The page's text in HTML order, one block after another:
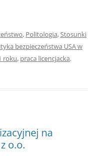
, Politologia,Stosunki
bezpieczeństwa USA w
roku, praca licencjacka.
na
o.o.